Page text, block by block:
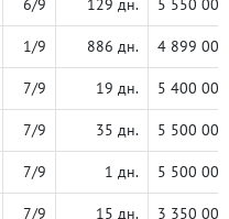
6/9 129 дн. 5 550 000
1/9 886 дн. 4 899 000
7/9 19 дн. 5 400 000
7/9 35 дн. 5 500 000
7/9 1 дн. 5 500 000
7/9 15 дн. 3 350 000